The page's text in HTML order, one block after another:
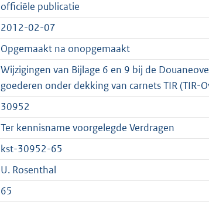
d
s
g
r
o
o
t
e
:
2
n
d
s
g
r
o
t
t
e
:
officiële publicatie
2012-02-07
Opgemaakt na onopgemaakt
Wijzigingen van Bijlage 6 en 9 bij de
goederen onder dekking van carnets TIR (TIR-
30952
Ter kennisname voorgelegde Verdragen
kst-30952-65
U. Rosenthal
65